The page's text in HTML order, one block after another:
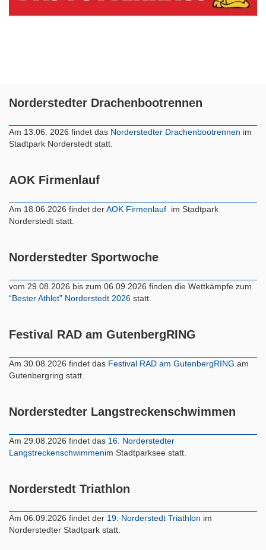
Norderstedter Drachenbootrennen
Am 13.06. 2026 findet das Norderstedter Drachenbootrennen im
Stadtpark Norderstedt statt.
AOK Firmenlauf
Am 18.06.2026 findet derAOK Firmenlauf im Stadtpark
Norderstedt statt.
Norderstedter Sportwoche
vom 29.08.2026 bis zum 06.09.2026 finden die Wettkämpfe zum
“Bester Athlet” Norderstedt 2026 statt.
Festival RAD am GutenbergRING
Am 30.08.2026 findet das Festival RAD am GutenbergRING am
Gutenbergring statt.
Norderstedter Langstreckenschwimmen
Am 29.08.2026 findet das 16. Norderstedter
Langstreckenschwimmenim Stadtparksee statt.
Norderstedt Triathlon
Am 06.09.2026 findet der 19. Norderstedt Triathlon im
Norderstedter Stadtpark statt.